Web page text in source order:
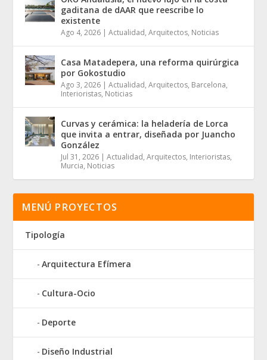
gaditana de dAAR que reescribe lo
existente
Ago 4, 2026 |Actualidad,Arquitectos, Noticias
Casa Matadepera, una reforma quirúrgica
por Gokostudio
Ago 3, 2026 |Actualidad,Arquitectos, Barcelona,
Interioristas, Noticias
Curvas y cerámica: la heladería de Lorca
que invita a entrar, diseñada por Juancho
González
Jul 31, 2026 |Actualidad,Arquitectos, Interioristas,
Murcia, Noticias
MENÚ PROYECTOS
Tipología
Arquitectura Efímera
Cultura-Ocio
Deporte
Diseño Industrial